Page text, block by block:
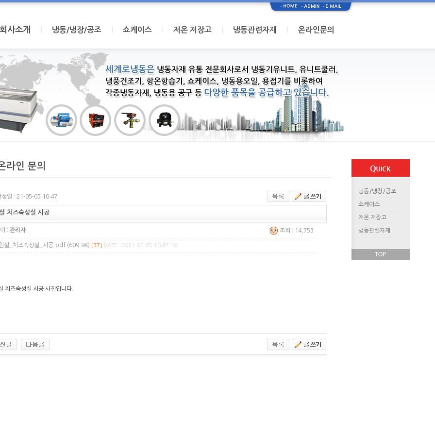
회사소개 냉동/냉장/공조 쇼케이스 저온 저장고 냉동관련자재 온라인문의
라인 문의
성일 : 21-05-05 10:47
치즈숙성실 시공
: 관리자 조회 : 14,753
실_치즈숙성실_시공.pdf (609.9K) [37] DATE : 2021-05-05 10:47:10
치즈숙성실 시공 사진입니다.
냉동/냉장/공조
쇼케이스
저온 저장고
냉동관련자재